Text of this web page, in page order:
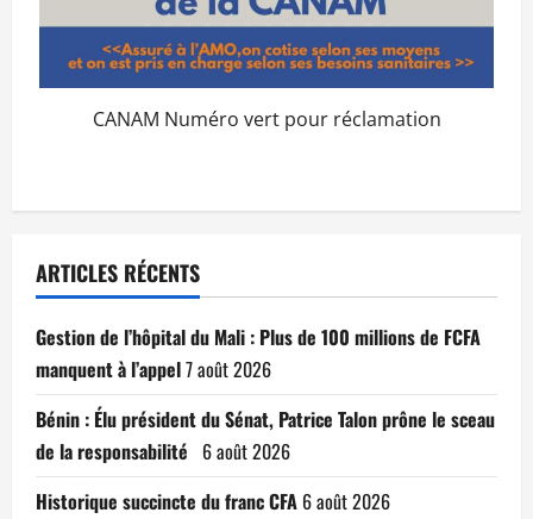
CANAM Numéro vert pour réclamation
ARTICLES RÉCENTS
Gestion de l’hôpital du Mali : Plus de 100 millions de FCFA
manquent à l’appel7 août 2026
Bénin : Élu président du Sénat, Patrice Talon prône le sceau
de la responsabilité 6 août 2026
Historique succincte du franc CFA 6 août 2026